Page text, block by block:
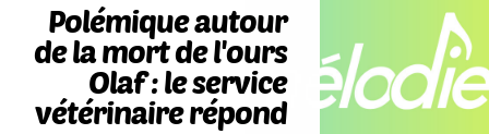
Polémique autour
de la mort de l'ours
Olaf : le service
vétérinaire répond